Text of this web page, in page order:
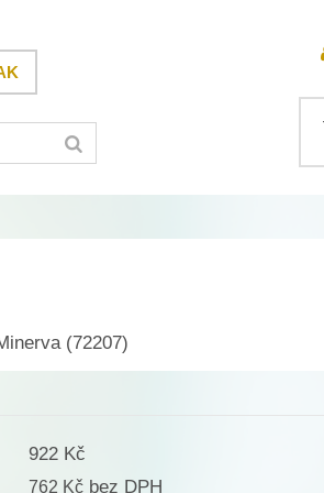
(72207)
922 Kč
762 Kč bez DPH